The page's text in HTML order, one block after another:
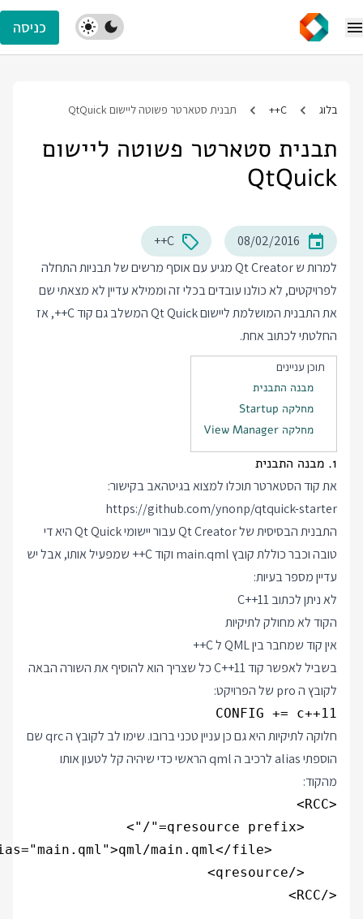
כניסה
בלוג C++ תבנית סטארטר פשוטה ליישום QtQuick
תבנית סטארטר פשוטה ליישום
QtQuick
08/02/2016
C++
למרות ש Qt Creator מגיע עם אוסף מרשים של תבניות התחלה
לפרויקטים, לא כולנו עובדים בכלי זה וממילא עדיין לא מצאתי שם
את התבנית המושלמת ליישום Qt Quick המשלב גם קוד C++, אז
החלטתי לכתוב אחת.
תוכן עניינים
מבנה התבנית
מחלקה Startup
מחלקה View Manager
1. מבנה התבנית
את קוד הסטארטר תוכלו למצוא בגיטהאב בקישור:
https://github.com/ynonp/qtquick-starter
התבנית הבסיסית של Qt Creator עבור יישומי Qt Quick היא די
טובה וכבר כוללת קובץ main.qml וקוד C++ שמפעיל אותו, אבל יש
עדיין מספר בעיות:
לא ניתן לכתוב C++11
הקוד לא מחולק לתיקיות
אין קוד שמחבר בין QML ל C++
בשביל לאפשר קוד C++11 כל שצריך הוא להוסיף את השורה הבאה
לקובץ ה pro של הפרויקט:
CONFIG += c++11
חלוקה לתיקיות היא גם כן עניין טכני ברובו. שימו לב לקובץ ה qrc שם
הוספתי alias לרכיב ה qml הראשי כדי שיהיה קל לטעון אותו
מהקוד:
</RCC>